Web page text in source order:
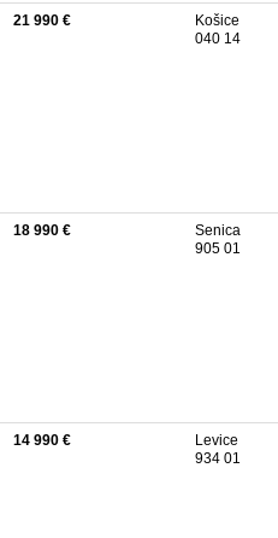
21 990 €
Košice
040 14
18 990 €
Senica
905 01
14 990 €
Levice
934 01